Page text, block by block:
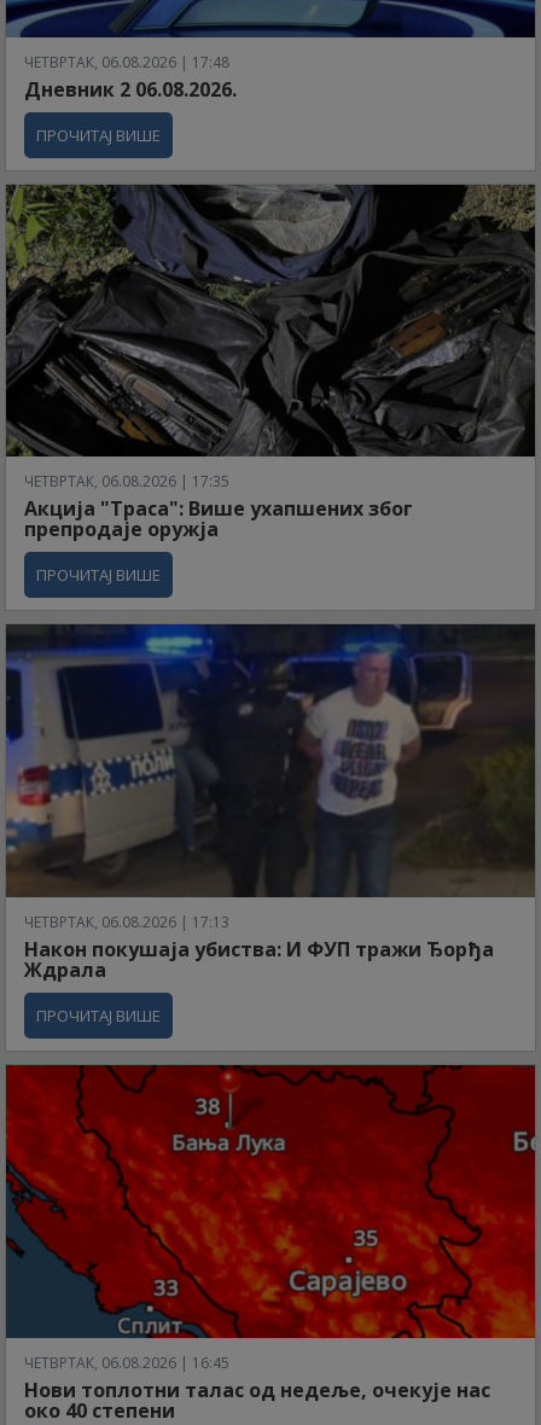
ЧЕТВРТАК, 06.08.2026 | 17:48
Дневник 2 06.08.2026.
ПРОЧИТАЈ ВИШЕ
ЧЕТВРТАК, 06.08.2026 | 17:35
Акција "Траса": Више ухапшених због
препродаје оружја
ПРОЧИТАЈ ВИШЕ
ЧЕТВРТАК, 06.08.2026 | 17:13
Након покушаја убиства: И ФУП тражи Ђорђа
Ждрала
ПРОЧИТАЈ ВИШЕ
ЧЕТВРТАК, 06.08.2026 | 16:45
Нови топлотни талас од недеље, очекује нас
око 40 степени